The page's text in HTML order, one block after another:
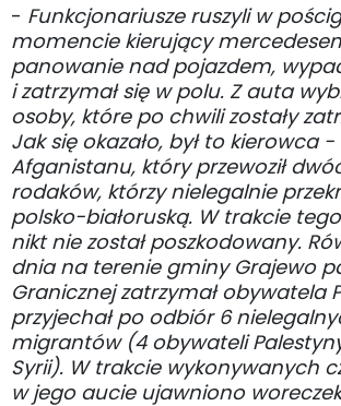
- Funkcjonariusze ruszyli w
momencie kierujący
panowanie nad pojazdem,
i zatrzymał się w polu. Z auta
osoby, które po chwili zostały
Jak się okazało, był to kierowca
Afganistanu, który przewoził
rodaków, którzy nielegalnie
polsko-białoruską. W trakcie
nikt nie został poszkodowany.
dnia na terenie gminy Grajewo
Granicznej zatrzymał obywatela
przyjechał po odbiór 6
migrantów (4 obywateli
Syrii). W trakcie wykonywanych
w jego aucie ujawniono